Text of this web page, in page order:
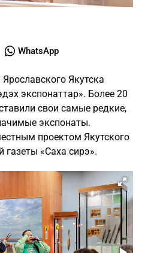
WhatsApp
Якутска
экспонаттар». Более 20
свои самые редкие,
экспонаты.
проектом Якутского
газеты «Саха сирэ».